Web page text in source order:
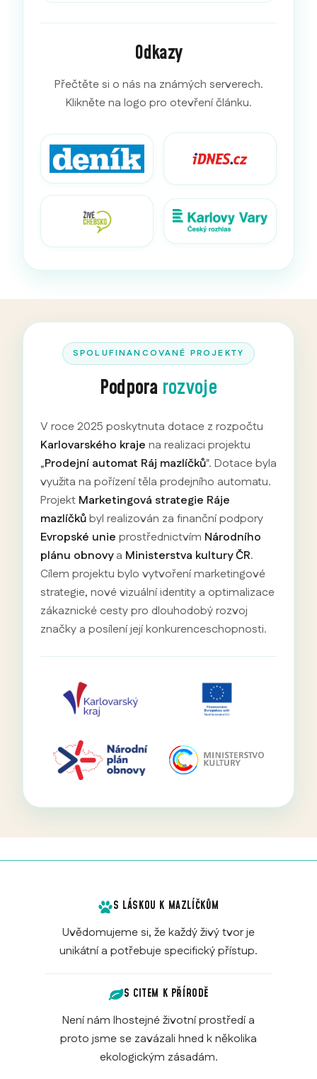
Odkazy
Přečtěte si o nás na známých serverech.
Klikněte na logo pro otevření článku.
SPOLUFINANCOVANÉ PROJEKTY
Podpora rozvoje
V roce 2025 poskytnuta dotace z rozpočtu
Karlovarského kraje na realizaci projektu
„Prodejní automat Ráj mazlíčků". Dotace byla
využita na pořízení těla prodejního automatu.
Projekt Marketingová strategie Ráje
mazlíčkůbyl realizován za finanční podpory
Evropské unie prostřednictvím Národního
plánu obnovya Ministerstva kultury ČR.
Cílem projektu bylo vytvoření marketingové
strategie, nové vizuální identity a optimalizace
zákaznické cesty pro dlouhodobý rozvoj
značky a posílení její konkurenceschopnosti.
S LÁSKOU K MAZLÍČKŮM
Uvědomujeme si, že každý živý tvor je
unikátní a potřebuje specifický přístup.
S CITEM K PŘÍRODĚ
Není nám lhostejné životní prostředí a
proto jsme se zavázali hned k několika
ekologickým zásadám.